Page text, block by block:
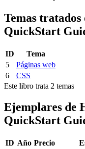
Temas
QuickStart
ID
Tema
5
Páginas web
6
CSS
Este libro trata 2 temas
Ejemplares de
QuickStart
ID Año Precio